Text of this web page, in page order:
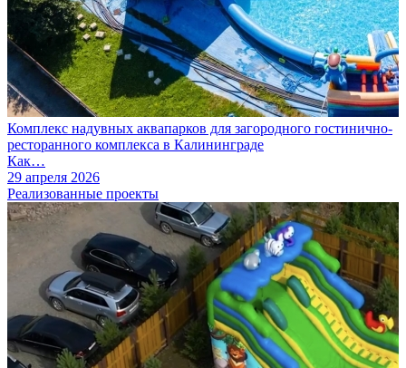
Комплекс надувных аквапарков для загородного гостинично-
ресторанного комплекса в Калининграде
Как…
29 апреля 2026
Реализованные проекты